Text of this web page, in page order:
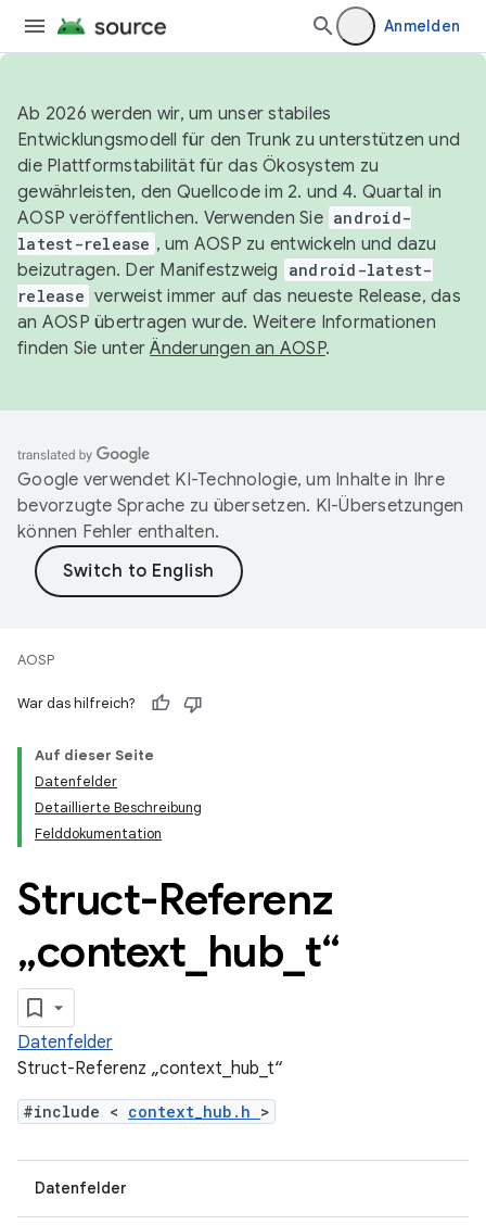
Anmelden
Ab 2026 werden wir, um unser stabiles
Entwicklungsmodell für den Trunk zu unterstützen und
die Plattformstabilität für das Ökosystem zu
gewährleisten, den Quellcode im 2. und 4. Quartal in
AOSP veröffentlichen. Verwenden Sie android-
latest-release , um AOSP zu entwickeln und dazu
beizutragen. Der Manifestzweig
android-latest-
release verweist immer auf das neueste Release, das
an AOSP übertragen wurde. Weitere Informationen
finden Sie unterÄnderungen an AOSP.
Google verwendet KI-Technologie, um Inhalte in Ihre
bevorzugte Sprache zu übersetzen. KI-Übersetzungen
können Fehler enthalten.
AOSP
War das hilfreich?
Auf dieser Seite
Datenfelder
Detaillierte Beschreibung
Felddokumentation
Struct-Referenz
„context hub t“
Datenfelder
Struct-Referenz „context_hub_t“
#include < context_hub.h >
Datenfelder